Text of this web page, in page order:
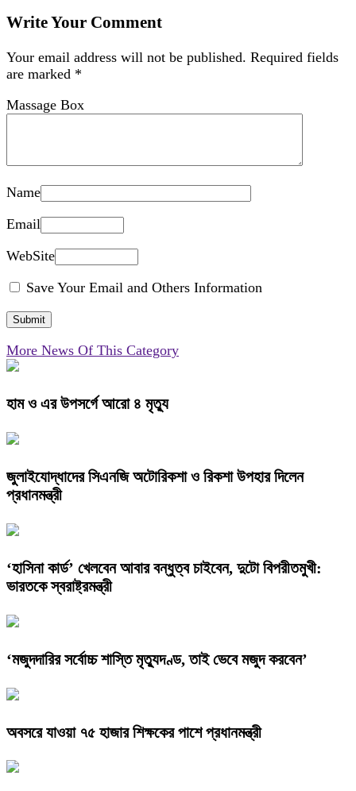
Write Your Comment
Your email address will not be published. Required fields
are marked *
Massage Box
Name
Email
WebSite
Save Your Email and Others Information
More News Of This Category
হাম ও এর উপসর্গে আরো ৪ মৃত্যু
জুলাইযোদ্ধাদের সিএনজি অটোরিকশা ও রিকশা উপহার দিলেন
প্রধানমন্ত্রী
‘হাসিনা কার্ড’ খেলবেন আবার বন্ধুত্ব চাইবেন, দুটো বিপরীতমুখী:
ভারতকে স্বরাষ্ট্রমন্ত্রী
‘মজুদদারির সর্বোচ্চ শাস্তি মৃত্যুদণ্ড, তাই ভেবে মজুদ করবেন’
অবসরে যাওয়া ৭৫ হাজার শিক্ষকের পাশে প্রধানমন্ত্রী